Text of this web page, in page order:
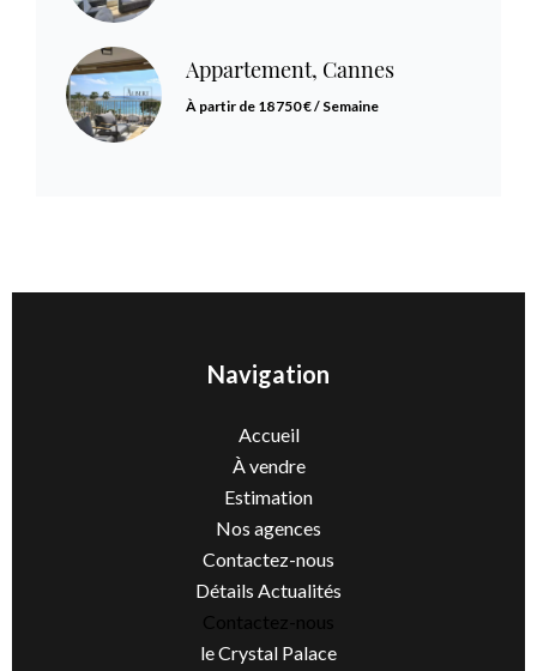
Appartement, Cannes
À partir de 18 750 € / Semaine
Navigation
Accueil
À vendre
Estimation
Nos agences
Contactez-nous
Détails Actualités
Contactez-nous
le Crystal Palace